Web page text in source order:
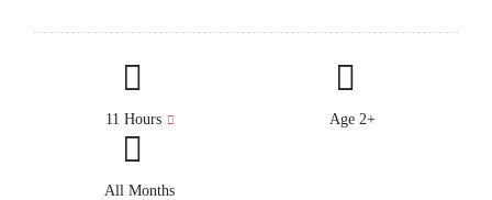
11 Hours Age 2+
All Months